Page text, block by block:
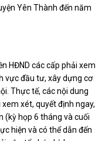
Yên Thành đến năm
HĐND các cấp phải xem
vực đầu tư, xây dựng cơ
Thực tế, các nội dung
xét, quyết định ngay,
(kỳ họp 6 tháng và cuối
hiện và có thể dẫn đến